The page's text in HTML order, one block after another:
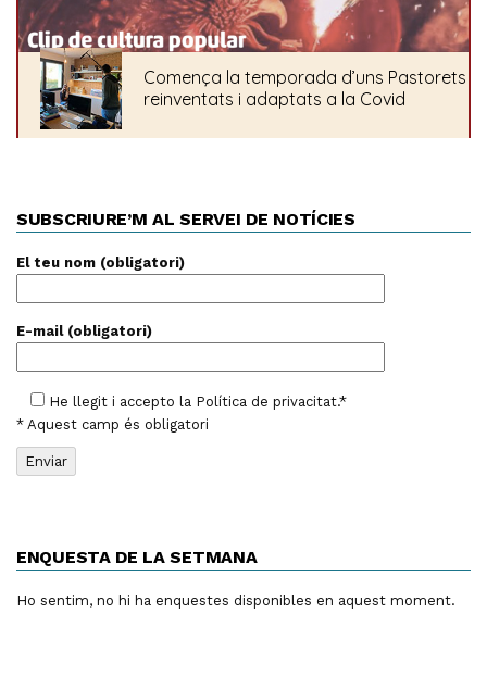
SUBSCRIURE’M AL SERVEI DE NOTÍCIES
El teu nom (obligatori)
E-mail (obligatori)
He llegit i accepto la Política de privacitat.*
* Aquest camp és obligatori
ENQUESTA DE LA SETMANA
Ho sentim, no hi ha enquestes disponibles en aquest moment.